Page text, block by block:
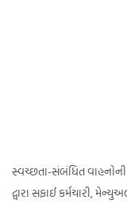
સ્વચ્છતા-સંબંધિત વાહનોની
દ્વારા સફાઈ કર્મચારી,